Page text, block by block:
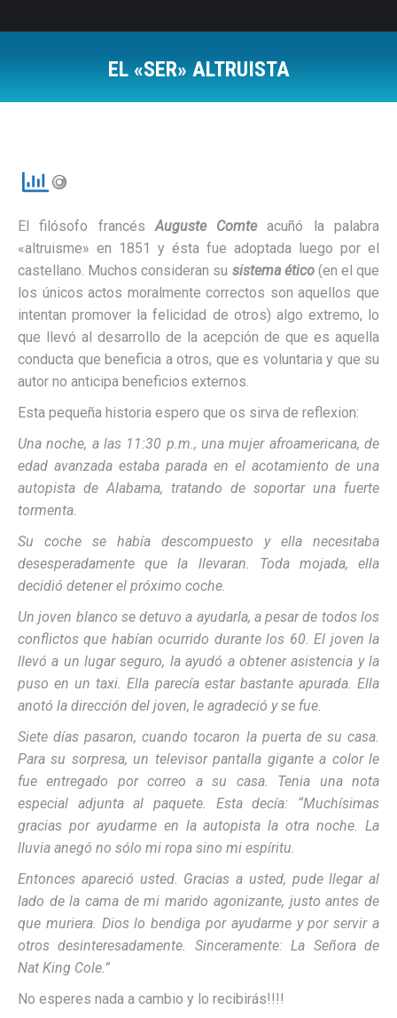
EL «SER» ALTRUISTA
El filósofo francésAuguste Comteacuñó la palabra
«altruisme» en 1851 y ésta fue adoptada luego por el
castellano. Muchos consideran su sistema ético(en el que
los únicos actos moralmente correctos son aquellos que
intentan promover la felicidad de otros) algo extremo, lo
que llevó al desarrollo de la acepción de que es aquella
conducta que beneficia a otros, que es voluntaria y que su
autor no anticipa beneficios externos.
Esta pequeña historia espero que os sirva de reflexion:
Una noche, a las 11:30 p.m., una mujer afroamericana, de
edad avanzada estaba parada en el acotamiento de una
autopista de Alabama, tratando de soportar una fuerte
tormenta.
Su coche se había descompuesto y ella necesitaba
desesperadamente que la llevaran. Toda mojada, ella
decidió detener el próximo coche.
Un joven blanco se detuvo a ayudarla, a pesar de todos los
conflictos que habían ocurrido durante los 60. El joven la
llevó a un lugar seguro, la ayudó a obtener asistencia y la
puso en un taxi. Ella parecía estar bastante apurada. Ella
anotó la dirección del joven, le agradeció y se fue.
Siete días pasaron, cuando tocaron la puerta de su casa.
Para su sorpresa, un televisor pantalla gigante a color le
fue entregado por correo a su casa. Tenia una nota
especial adjunta al paquete. Esta decía: “Muchísimas
gracias por ayudarme en la autopista la otra noche. La
lluvia anegó no sólo mi ropa sino mi espíritu.
Entonces apareció usted. Gracias a usted, pude llegar al
lado de la cama de mi marido agonizante, justo antes de
que muriera. Dios lo bendiga por ayudarme y por servir a
otros desinteresadamente. Sinceramente: La Señora de
Nat King Cole.”
No esperes nada a cambio y lo recibirás!!!!